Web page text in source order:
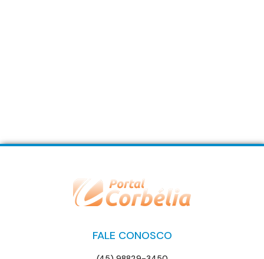
FALE CONOSCO